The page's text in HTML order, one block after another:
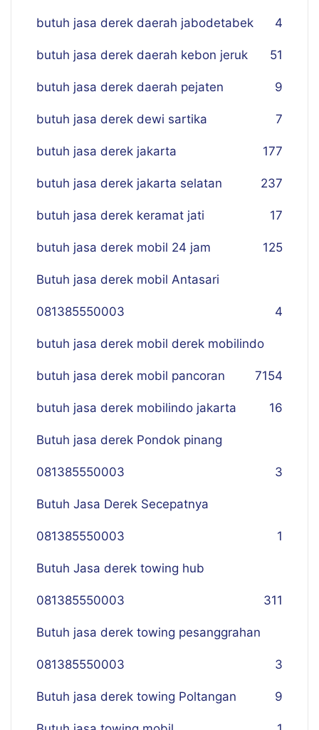
butuh jasa derek daerah jabodetabek 4
butuh jasa derek daerah kebon jeruk 51
butuh jasa derek daerah pejaten 9
butuh jasa derek dewi sartika 7
butuh jasa derek jakarta 177
butuh jasa derek jakarta selatan 237
butuh jasa derek keramat jati 17
butuh jasa derek mobil 24 jam 125
Butuh jasa derek mobil Antasari
081385550003 4
butuh jasa derek mobil derek mobilindo
154
butuh jasa derek mobil pancoran 7
butuh jasa derek mobilindo jakarta 16
Butuh jasa derek Pondok pinang
081385550003 3
Butuh Jasa Derek Secepatnya
081385550003 1
Butuh Jasa derek towing hub
081385550003 311
Butuh jasa derek towing pesanggrahan
081385550003 3
Butuh jasa derek towing Poltangan 9